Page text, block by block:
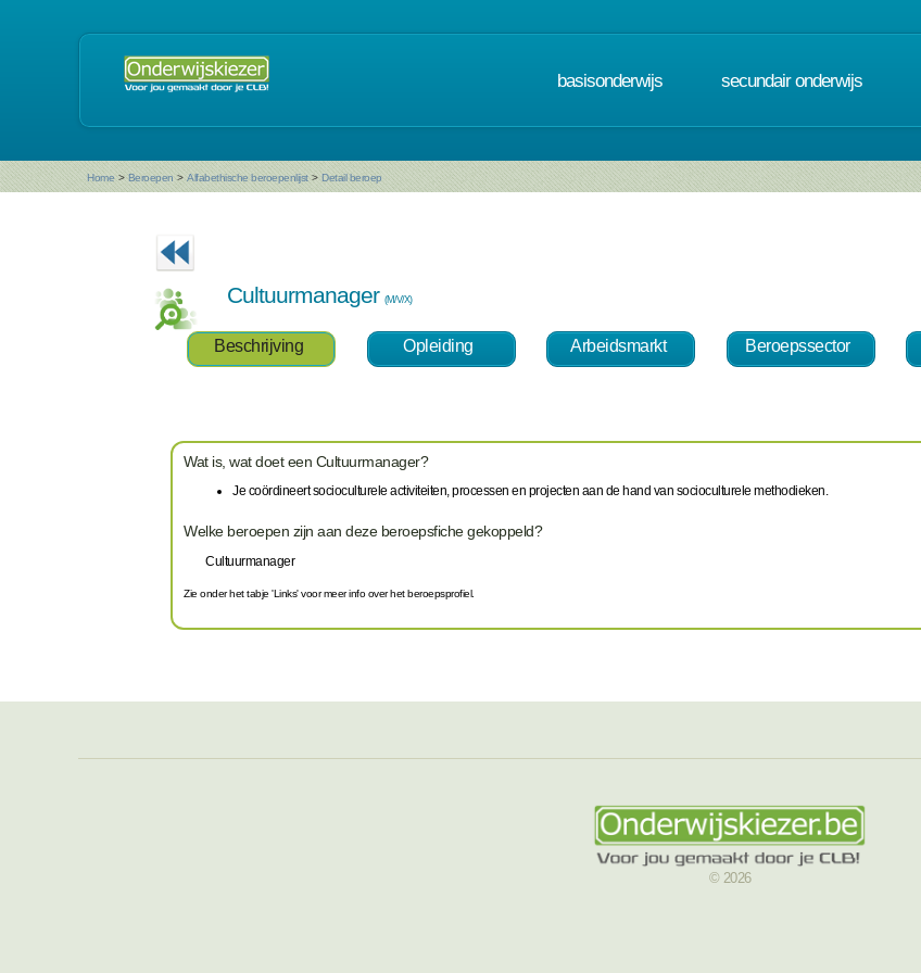
basisonderwijs secundair onderwijs
Home > Beroepen > Alfabethische beroepenlijst > Detail beroep
Cultuurmanager (M/V/X)
Beschrijving Opleiding Arbeidsmarkt Beroepssector
Wat is, wat doet een Cultuurmanager?
Je coördineert socioculturele activiteiten, processen en projecten aan de hand van socioculturele methodieken.
Welke beroepen zijn aan deze beroepsfiche gekoppeld?
Cultuurmanager
Zie onder het tabje 'Links' voor meer info over het beroepsprofiel.
© 2026